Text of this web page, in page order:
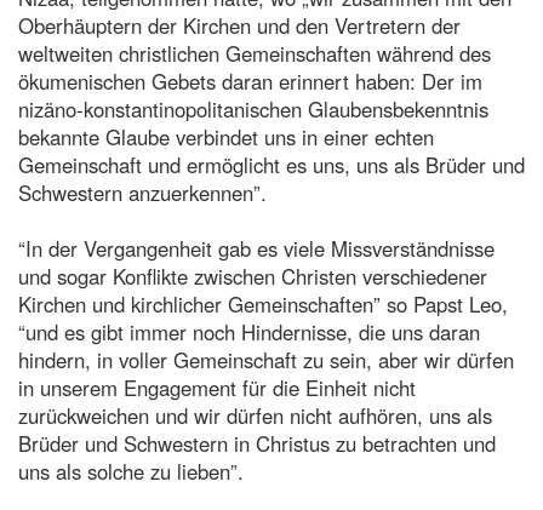
Oberhäuptern der Kirchen und den Vertretern der
weltweiten christlichen Gemeinschaften während des
ökumenischen Gebets daran erinnert haben: Der im
nizäno-konstantinopolitanischen Glaubensbekenntnis
bekannte Glaube verbindet uns in einer echten
Gemeinschaft und ermöglicht es uns, uns als Brüder und
Schwestern anzuerkennen”.
“In der Vergangenheit gab es viele Missverständnisse
und sogar Konflikte zwischen Christen verschiedener
Kirchen und kirchlicher Gemeinschaften” so Papst Leo,
“und es gibt immer noch Hindernisse, die uns daran
hindern, in voller Gemeinschaft zu sein, aber wir dürfen
in unserem Engagement für die Einheit nicht
zurückweichen und wir dürfen nicht aufhören, uns als
Brüder und Schwestern in Christus zu betrachten und
uns als solche zu lieben”.